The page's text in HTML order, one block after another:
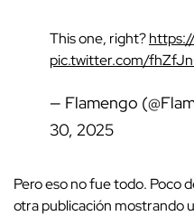
This one, right?
pic.twitter.com/
— Flamengo
30, 2025
Pero eso no fue todo. Poco
otra publicación mostrando